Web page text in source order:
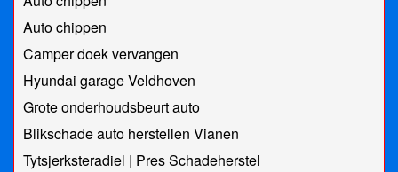
Auto chippen
Camper doek vervangen
Hyundai garage Veldhoven
Grote onderhoudsbeurt auto
Blikschade auto herstellen Vianen
Tytsjerksteradiel | Pres Schadeherstel